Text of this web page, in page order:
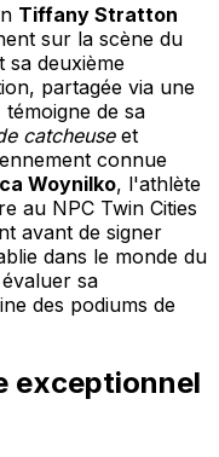
Tiffany Stratton
sur la scène du
sa deuxième
partagée via une
de sa
catcheuseet
connue
Woynilko, l'athlète
au NPC Twin Cities
avant de signer
dans le monde du
sa
des podiums de
exceptionnel